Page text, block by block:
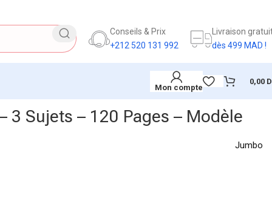
Conseils & Prix
+212 520 131 992
Livraison
dès 499 MAD !
Mon compte
0,00
3 Sujets – 120 Pages – Modèle
Jumbo